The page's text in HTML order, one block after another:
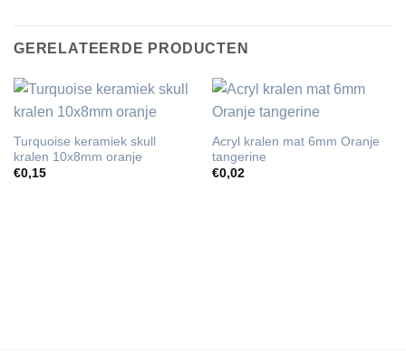
GERELATEERDE PRODUCTEN
Turquoise keramiek skull
kralen 10x8mm oranje
€0,15
Acryl kralen mat 6mm Oranje
tangerine
€0,02